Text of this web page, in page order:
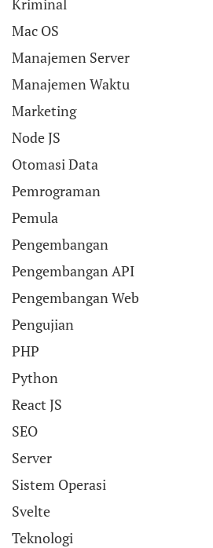
Mac OS
Manajemen Server
Manajemen Waktu
Marketing
Node JS
Otomasi Data
Pemrograman
Pemula
Pengembangan
Pengembangan API
Pengembangan Web
Pengujian
PHP
Python
React JS
SEO
Server
Sistem Operasi
Svelte
Teknologi